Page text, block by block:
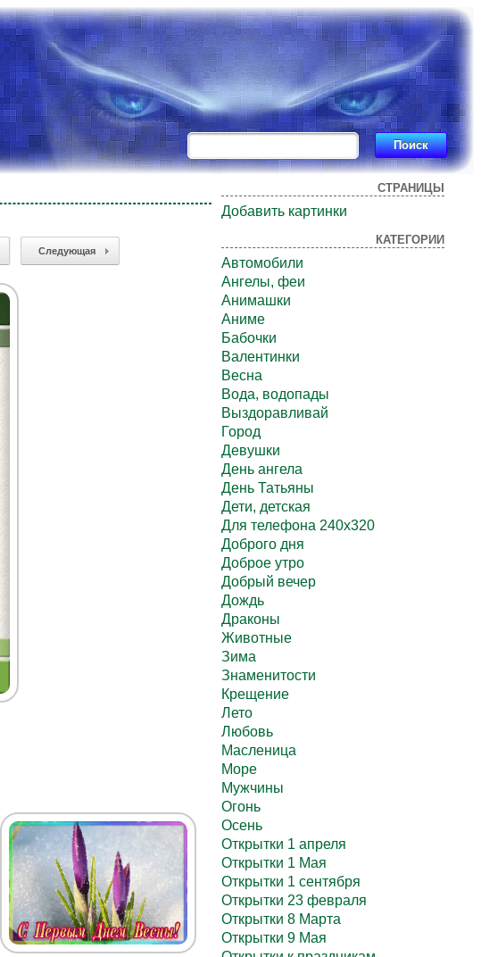
Следующая
СТРАНИЦЫ
Добавить картинки
КАТЕГОРИИ
Автомобили
Ангелы, феи
Анимашки
Аниме
Бабочки
Валентинки
Весна
Вода, водопады
Выздоравливай
Город
Девушки
День ангела
День Татьяны
Дети, детская
Для телефона 240х320
Доброго дня
Доброе утро
Добрый вечер
Дождь
Драконы
Животные
Зима
Знаменитости
Крещение
Лето
Любовь
Масленица
Море
Мужчины
Огонь
Осень
Открытки 1 апреля
Открытки 1 Мая
Открытки 1 сентября
Открытки 23 февраля
Открытки 8 Марта
Открытки 9 Мая